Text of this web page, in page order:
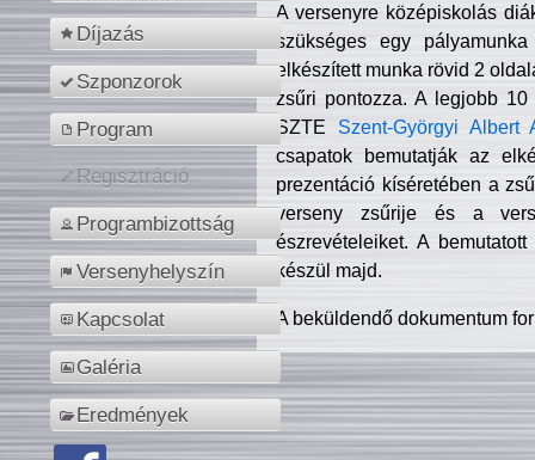
Díjazás
Szponzorok
Program
Regisztráció
Programbizottság
Versenyhelyszín
Kapcsolat
Galéria
Eredmények
A versenyre középiskolás
szükséges egy
elkészített munka rövid 2
zsűri pontozza. A legjobb
SZTE Szent-Györgyi Albert
csapatok bemutatják az
prezentáció kíséretében a
verseny zsűrije és a
észrevételeiket. A
készül majd.
A beküldendő dokumentum